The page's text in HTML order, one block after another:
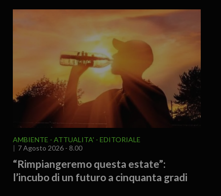
AMBIENTE ATTUALITA'
EDITORIALE
7 Agosto 2026 - 8.00
“Rimpiangeremo questa estate”:
l’incubo di un futuro a cinquanta gradi